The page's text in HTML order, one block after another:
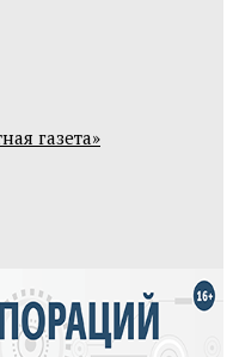
газета»